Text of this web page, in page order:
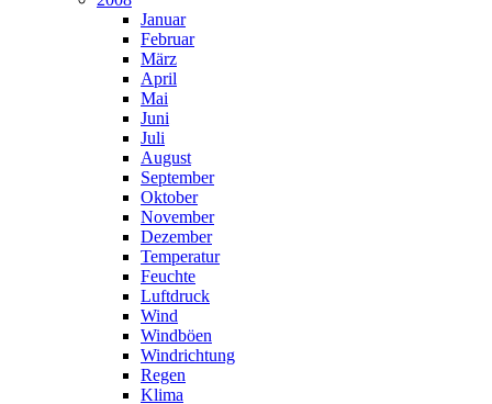
Januar
Februar
März
April
Mai
Juni
Juli
August
September
Oktober
November
Dezember
Temperatur
Feuchte
Luftdruck
Wind
Windböen
Windrichtung
Regen
Klima